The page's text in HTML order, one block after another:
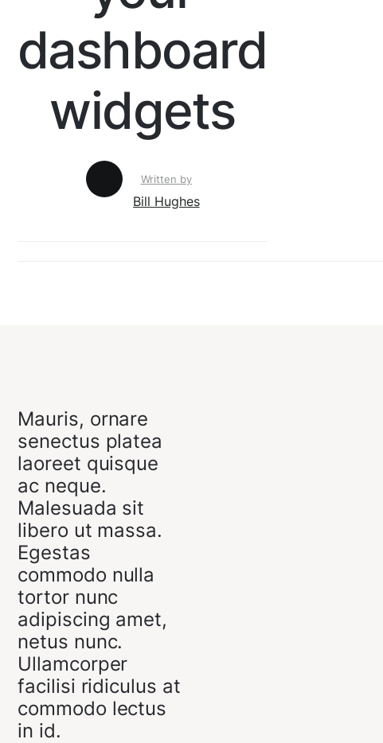
dashboard
widgets
Written by
Bill Hughes
Mauris, ornare
senectus platea
laoreet quisque
ac neque.
Malesuada sit
libero ut massa.
Egestas
commodo nulla
tortor nunc
adipiscing amet,
netus nunc.
Ullamcorper
facilisi ridiculus at
commodo lectus
in id.